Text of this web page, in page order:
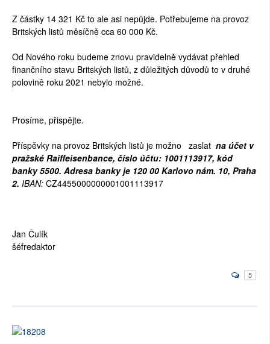
Z částky 14 321 Kč to ale asi nepůjde. Potřebujeme na provoz
Britských listů měsíčně cca 60 000 Kč.
Od Nového roku budeme znovu pravidelně vydávat přehled
finančního stavu Britských listů, z důležitých důvodů to v druhé
polovině roku 2021 nebylo možné.
Prosíme, přispějte.
Příspěvky na provoz Britských listů je možno zaslat na účet v
pražské Raiffeisenbance, číslo účtu: 1001113917, kód
banky 5500. Adresa banky je 120 00 Karlovo nám. 10, Praha
2. IBAN: CZ4455000000001001113917
Jan Čulík
šéfredaktor
5